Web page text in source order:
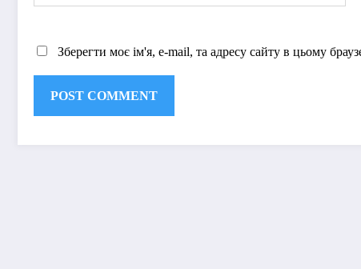
Зберегти моє ім'я, e-mail, та адресу сайту в цьому